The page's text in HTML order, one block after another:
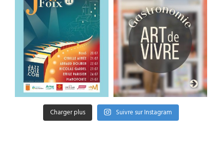
Charger plus Suivre sur Instagram